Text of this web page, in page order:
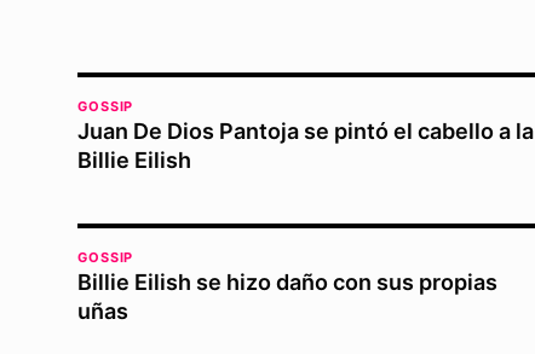
GOSSIP
Juan De Dios Pantoja se pintó el cabello a la
Billie Eilish
GOSSIP
Billie Eilish se hizo daño con sus propias
uñas